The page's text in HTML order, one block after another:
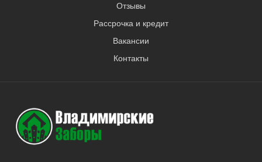
Отзывы
Рассрочка и кредит
Вакансии
Контакты